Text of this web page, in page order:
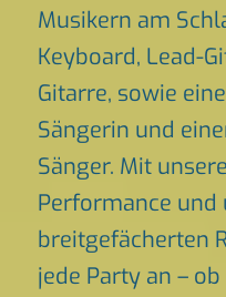
Musikern am
Keyboard, Lead-
Gitarre, sowie
Sängerin und
Sänger. Mit
Performance und
breitgefächerten
jede Party an –